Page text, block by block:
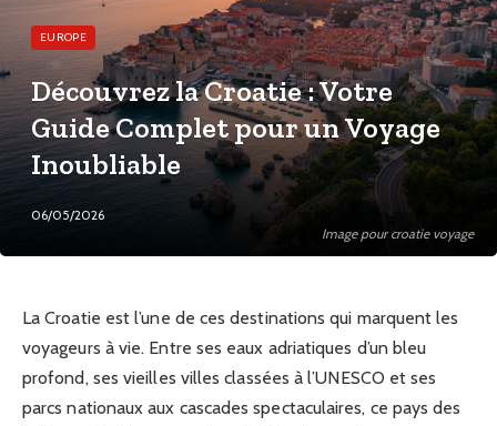
Image pour croatie voyage
EUROPE
Découvrez la Croatie : Votre
Guide Complet pour un Voyage
Inoubliable
06/05/2026
La Croatie est l’une de ces destinations qui marquent les
voyageurs à vie. Entre ses eaux adriatiques d’un bleu
profond, ses vieilles villes classées à l’UNESCO et ses
parcs nationaux aux cascades spectaculaires, ce pays des